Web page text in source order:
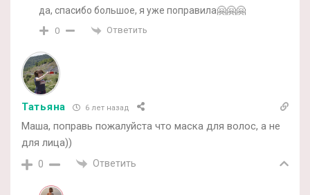
да, спасибо большое, я уже поправила🤗🤗🤗
0 Ответить
Татьяна 6 лет назад
Маша, поправь пожалуйста что маска для волос, а не
для лица))
0 Ответить